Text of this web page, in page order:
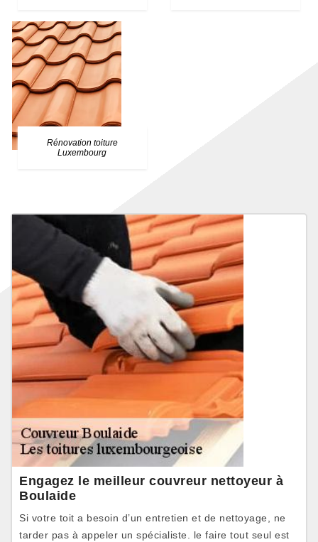
Rénovation toiture
Luxembourg
Engagez le meilleur couvreur nettoyeur à
Boulaide
Si votre toit a besoin d’un entretien et de nettoyage, ne
tarder pas à appeler un spécialiste. le faire tout seul est